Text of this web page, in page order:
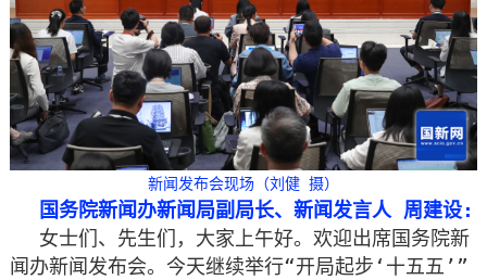
新闻发布会现场（刘健 摄）
国务院新闻办新闻局副局长、新闻发言人 周建设:
女士们、先生们，大家上午好。欢迎出席国务院新
闻办新闻发布会。今天继续举行“开局起步‘十五五’”